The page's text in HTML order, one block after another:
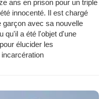
ans en prison pour un triple
innocenté. Il est chargé
garçon avec sa nouvelle
qu'il a été l'objet d'une
élucider les